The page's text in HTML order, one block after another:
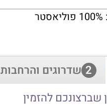
: 100% פוליאסטר
2 שדרוגים והרחבות
שברצונכם להזמין